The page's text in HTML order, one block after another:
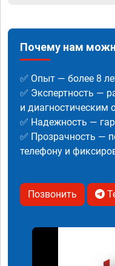
Почему нам
✅ Опыт — более 8
✅ Экспертность —
и диагностическим
✅ Надежность —
✅ Прозрачность —
телефону и
Позвонить